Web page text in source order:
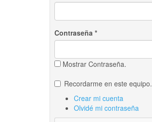
Contraseña *
Mostrar Contraseña.
Recordarme en este equipo.
Crear mi cuenta
Olvidé mi contraseña